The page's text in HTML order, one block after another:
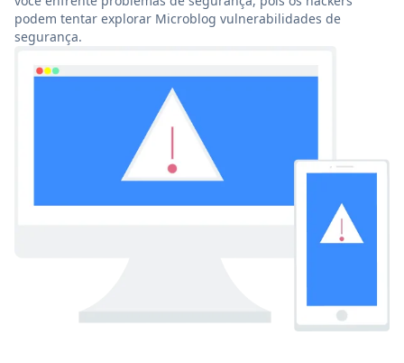
podem tentar explorar Microblog vulnerabilidades de
segurança.